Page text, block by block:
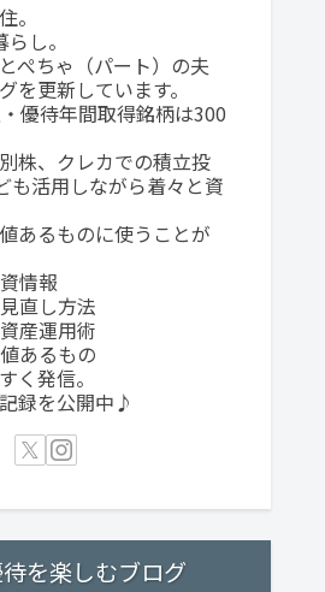
。
し。
ぺちゃ（パート）の夫
を更新しています。
優待年間取得銘柄は300
株、クレカでの積立投
も活用しながら着々と資
あるものに使うことが
情報
直し方法
産運用術
あるもの
く発信。
録を公開中♪
を楽しむブログ